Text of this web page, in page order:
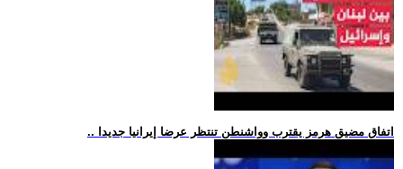
.. اتفاق مضيق هرمز يقترب وواشنطن تنتظر عرضا إيرانيا جديدا